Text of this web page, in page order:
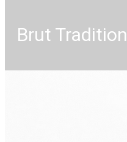
Brut Tradition